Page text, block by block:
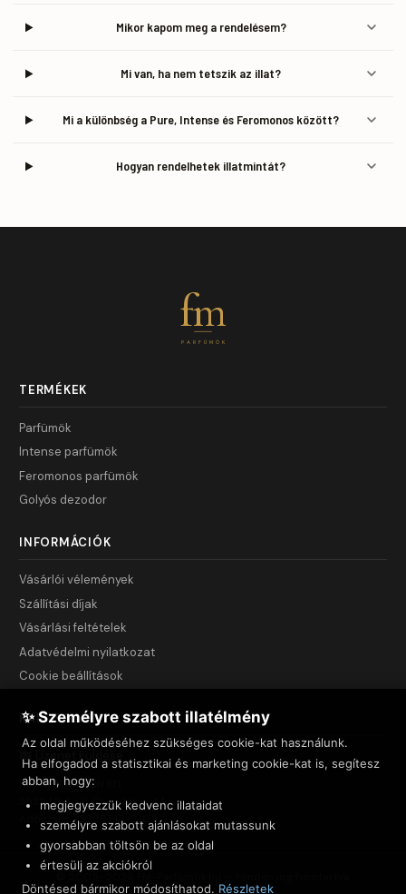
Mikor kapom meg a rendelésem?
Mi van, ha nem tetszik az illat?
Mi a különbség a Pure, Intense és Feromonos között?
Hogyan rendelhetek illatmintát?
fm
PARFÜMÖK
TERMÉKEK
Parfümök
Intense parfümök
Feromonos parfümök
Golyós dezodor
INFORMÁCIÓK
Vásárlói vélemények
Szállítási díjak
Vásárlási feltételek
Adatvédelmi nyilatkozat
Cookie beállítások
KAPCSOLAT
Üzenet küldése
NET INNOVATION Kft.
3535 Miskolc, Csendes u. 44.
Adószám: 23999743-2-05
© 2005–2026 FM-Parfümök.hu — Minden jog fenntartva
✨ Személyre szabott illatélmény
Az oldal működéséhez szükséges cookie-kat használunk.
Ha elfogadod a statisztikai és marketing cookie-kat is, segítesz
abban, hogy:
megjegyezzük kedvenc illataidat
személyre szabott ajánlásokat mutassunk
gyorsabban töltsön be az oldal
értesülj az akciókról
Döntésed bármikor módosíthatod. Részletek